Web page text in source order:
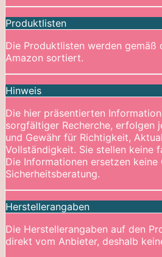
Produktlisten
Die Produktlisten werden gemäß
Amazon sortiert.
Hinweis
Die hier präsentierten
sorgfältiger Recherche, erfolgen
und Gewähr für Richtigkeit,
Vollständigkeit. Sie stellen keine
Die Informationen ersetzen
Sicherheitsberatung.
Herstellerangaben
Die Herstellerangaben auf den
direkt vom Anbieter, deshalb